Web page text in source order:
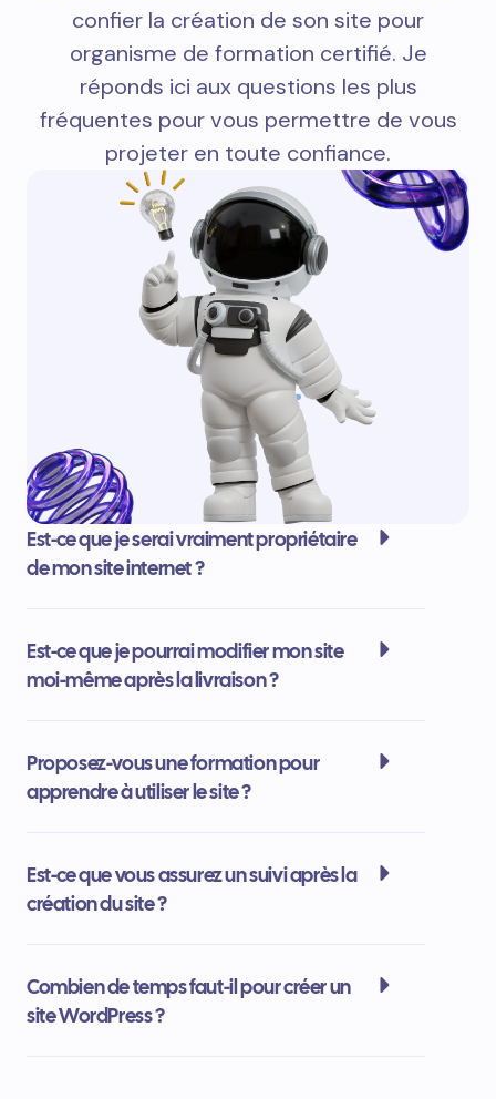
confier la création de son site pour
organisme de formation certifié. Je
réponds ici aux questions les plus
fréquentes pour vous permettre de vous
projeter en toute confiance.
Est-ce que je serai vraiment propriétaire
de mon site internet ?
Est-ce que je pourrai modifier mon site
moi-même après la livraison ?
Proposez-vous une formation pour
apprendre à utiliser le site ?
Est-ce que vous assurez un suivi après la
création du site ?
Combien de temps faut-il pour créer un
site WordPress ?